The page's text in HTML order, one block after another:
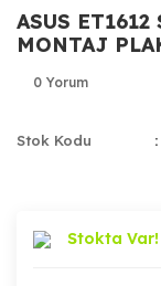
ASUS
MONTAJ
0 Yorum
Stok Kodu
Stokta Var!